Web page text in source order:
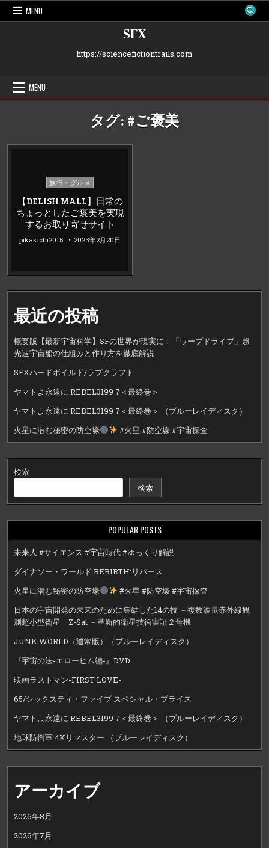
Skip
MENU
SFX
https://sciencefictiontrails.com
MENU
タグ: #ご褒美
Posted
旅行・グルメ
【DELISH MALL】日常の
ちょっとしたご褒美を実現
するお取り寄せサイト
pikakichi2015 2023年2月20日
最近の投稿
概要版【最新宇宙科学】SFの世界が現実に！「ワープドライブ」超
光速宇宙船の仕組みと作り方を徹底解説
SFXハードボイルド/ラブクラフト
ヤマトよ永遠に REBEL3199 7＜最終巻＞
ヤマトよ永遠に REBEL3199 7＜最終巻＞ （ブルーレイディスク）
火星に潜む秘密の防空壕
#火星 #防空壕 #宇宙探査
検索
検索
POPULAR POSTS
未来人 #サイエンス #宇宙時代 #ゆっくり解説
ダイナソー・ワールド REBIRTH:リバース
火星に潜む秘密の防空壕
#火星 #防空壕 #宇宙探査
日本の宇宙開発の未来のために集結した14の技 －複数波長赤外線観
測超小型衛星 Z-Sat －革新的衛星技術実証２号機
JUNK WORLD（通常版）（ブルーレイディスク）
『宇宙の法-エローヒム編-』DVD
映画ラストマン-FIRST LOVE-
65/シックスティ・ファイブ スペシャル・プライス
ヤマトよ永遠に REBEL3199 7＜最終巻＞ （ブルーレイディスク）
地球防衛軍 4Kリマスター （ブルーレイディスク）
アーカイブ
2026年8月
2026年7月